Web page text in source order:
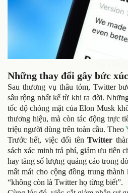
Những thay đổi gây bức
Sau thương vụ thâu tóm, Twitter
sâu rộng nhất kể từ khi ra đời.
tốc độ chóng mặt của Elon Musk
thương hiệu, mà còn tác động trực
triệu người dùng trên toàn cầu. Theo
Trước hết, việc đổi tênTwitter
sách xác minh trả phí, giảm ưu tiên
hay tăng số lượng quảng cáo trong
mất mát cho cộng đồng trung
“không còn là Twitter họ từng biết”.